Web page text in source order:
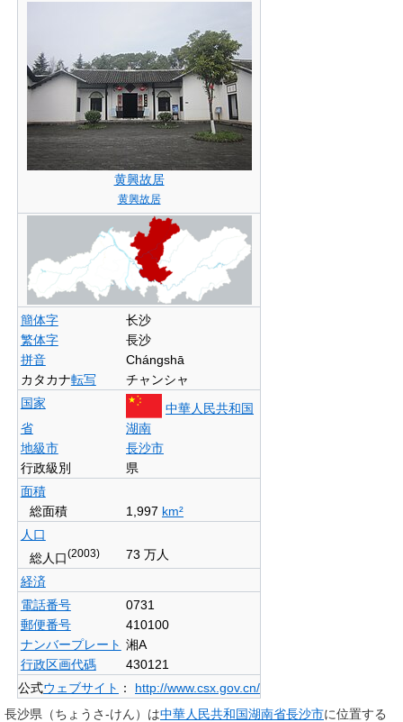
黄興故居
黄興故居
簡体字
长沙
繁体字
長沙
拼音
Chángshā
カタカナ転写
チャンシャ
国家
中華人民共和国
省
湖南
地級市
長沙市
行政級別
県
面積
総面積
1,997 km²
人口
総人口(2003)
73 万人
経済
電話番号
0731
郵便番号
410100
ナンバープレート 湘A
行政区画代碼
430121
公式ウェブサイト ：
http://www.csx.gov.cn/
長沙県 （ちょうさ-けん）は中華人民共和国湖南省長沙市に位置する